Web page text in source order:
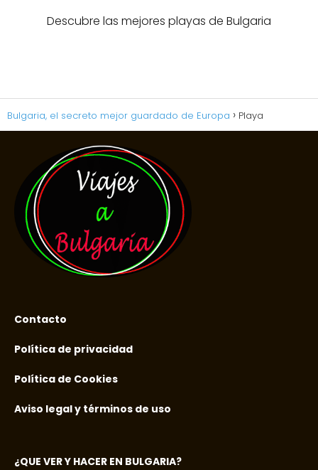
Descubre las mejores playas de Bulgaria
Bulgaria, el secreto mejor guardado de Europa Playa
Contacto
Política de privacidad
Política de Cookies
Aviso legal y términos de uso
¿QUE VER Y HACER EN BULGARIA?